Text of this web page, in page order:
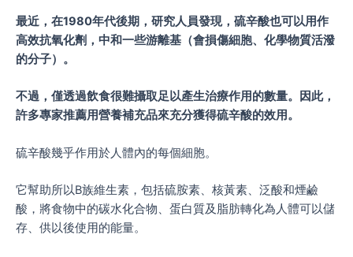
最近，在1980年代後期，研究人員發現，硫辛酸也可以用作
高效抗氧化劑，中和一些游離基（會損傷細胞、化學物質活潑
的分子）。
不過，僅透過飲食很難攝取足以產生治療作用的數量。因此，
許多專家推薦用營養補充品來充分獲得硫辛酸的效用。
硫辛酸幾乎作用於人體內的每個細胞。
它幫助所以B族維生素，包括硫胺素、核黃素、泛酸和煙鹼
酸，將食物中的碳水化合物、蛋白質及脂肪轉化為人體可以儲
存、供以後使用的能量。